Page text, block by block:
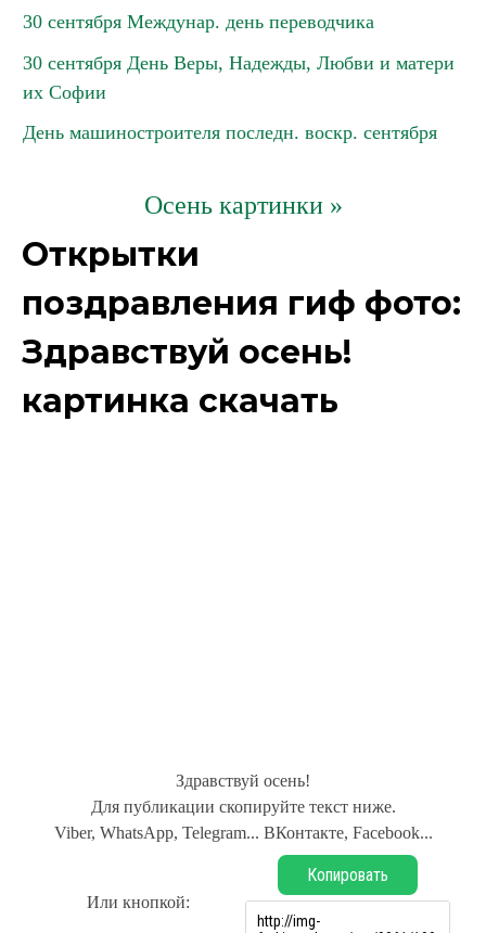
30 сентября Междунар. день переводчика
30 сентября День Веры, Надежды, Любви и матери
их Софии
День машиностроителя последн. воскр. сентября
Осень картинки »
Открытки
поздравления гиф фото:
Здравствуй осень!
картинка скачать
Здравствуй осень!
Для публикации скопируйте текст ниже.
Viber, WhatsApp, Telegram... ВКонтакте, Facebook...
Или кнопкой:
Копировать